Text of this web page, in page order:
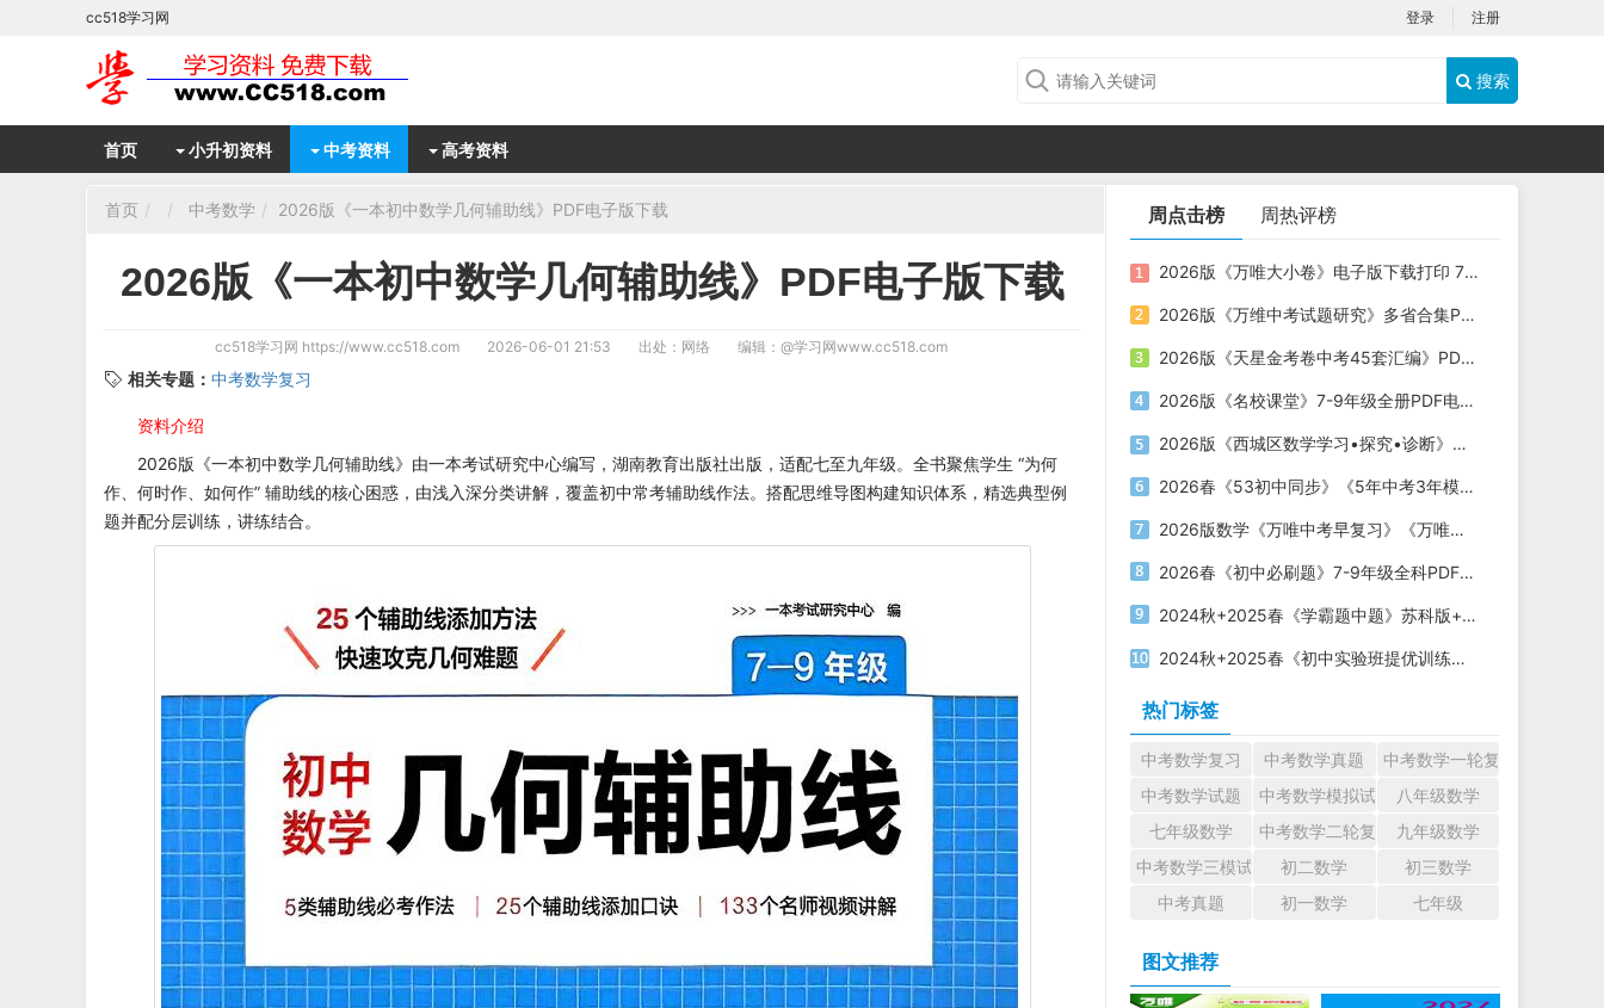
cc518学习网 登录 注册
搜索
首页 小升初资料 中考资料 高考资料
首页 中考数学 2026版《一本初中数学几何辅助线》PDF电子版下载
2026版《一本初中数学几何辅助线》PDF电子版下载
cc518学习网 https://www.cc518.com 2026-06-01 21:53 出处：网络 编辑： @学习网www.cc518.com
相关专题： 中考数学复习
资料介绍
2026版《一本初中数学几何辅助线》由一本考试研究中心编写，湖南教育出版社出版，适配七至九年级。全书聚焦学生 “为何
作、何时作、如何作” 辅助线的核心困惑，由浅入深分类讲解，覆盖初中常考辅助线作法。搭配思维导图构建知识体系，精选典型例
题并配分层训练，讲练结合。
周点击榜 周热评榜
2026版《万唯大小卷》电子版下载打印 7-9年级
2026版《万维中考试题研究》多省合集PDF电子版下载
2026版《天星金考卷中考45套汇编》PDF电子版下载
2026版《名校课堂》7-9年级全册PDF电子版下载
2026版《西城区数学学习•探究•诊断》电子版下载打印
2026春《53初中同步》《5年中考3年模拟》PDF电子版下载
2026版数学《万唯中考早复习》《万唯中考早备考》《万唯预习新初三》
2026春《初中必刷题》7-9年级全科PDF电子版下载
2024秋+2025春《学霸题中题》苏科版+北师版电子版下载
2024秋+2025春《初中实验班提优训练》电子版下载打印
热门标签
中考数学复习 中考数学真题
中考数学一轮复习
中考数学试题
中考数学模拟试题
八年级数学
七年级数学
中考数学二轮复习
九年级数学
中考数学三模试题
初二数学
初三数学
中考真题
初一数学 七年级
图文推荐